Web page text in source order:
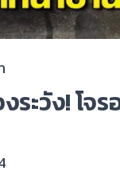
ะวัง! โจ